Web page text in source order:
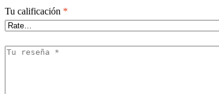
Tu calificación *